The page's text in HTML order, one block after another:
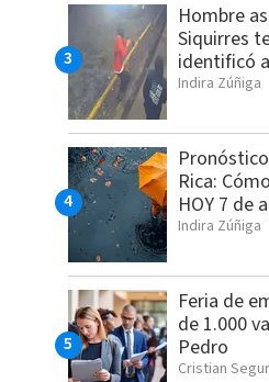
Hombre
Siquirres
identificó
Indira Zúñiga
Rica:
HOY 7 de
Indira Zúñiga
Feria de
de 1.000
Pedro
Cristian